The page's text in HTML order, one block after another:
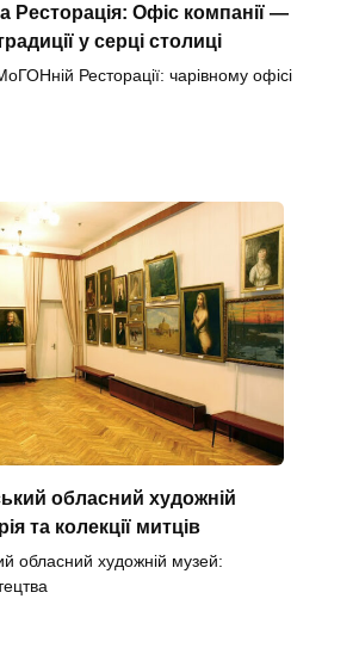
Офіс компанії —
у серці столиці
Ресторації: чарівному офісі
обласний художній
та колекції митців
обласний художній музей: